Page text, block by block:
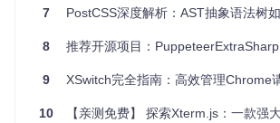
7 PostCSS深度解析：AST抽象语法树如何彻底
8 推荐开源项目：PuppeteerExtraSharp - .NET版
9 XSwitch完全指南：高效管理Chrome
10 【亲测免费】 探索Xterm.js：一款强